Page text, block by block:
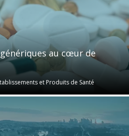
au cœur de
et Produits de Santé
et Produits de Santé